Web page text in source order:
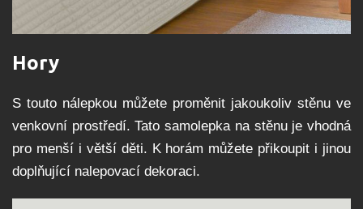
Hory
S touto nálepkou můžete proměnit jakoukoliv stěnu ve
venkovní prostředí. Tato samolepka na stěnu je vhodná
pro menší i větší děti. K horám můžete přikoupit i jinou
doplňující nalepovací dekoraci.